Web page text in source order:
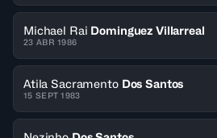
Michael Rai Dominguez Villarreal
23 ABR 1986
Atila Sacramento Dos Santos
15 SEPT 1983